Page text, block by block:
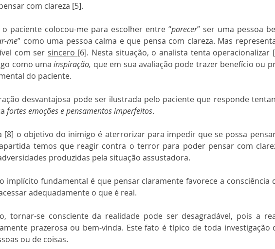
com clareza [5].
paciente colocou-me para escolher entre “parecer” ser uma pessoa
me” como uma pessoa calma e que pensa com clareza. Mas
com ser sincero [6]. Nesta situação, o analista tenta operacionalizar
como uma inspiração, que em sua avaliação pode trazer benefício ou
do paciente.
desvantajosa pode ser ilustrada pelo paciente que responde
fortes emoções e pensamentos imperfeitos.
[8] o objetivo do inimigo é aterrorizar para impedir que se possa
temos que reagir contra o terror para poder pensar com
produzidas pela situação assustadora.
implícito fundamental é que pensar claramente favorece a consciência
adequadamente o que é real.
tornar-se consciente da realidade pode ser desagradável, pois a
prazerosa ou bem-vinda. Este fato é típico de toda investigação
ou de coisas.